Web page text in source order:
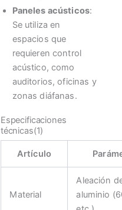
Paneles acústicos:
Se utiliza en
espacios que
requieren control
acústico, como
auditorios, oficinas y
zonas diáfanas.
Especificaciones
técnicas(1)
Artículo
Material
Aleación
aluminio